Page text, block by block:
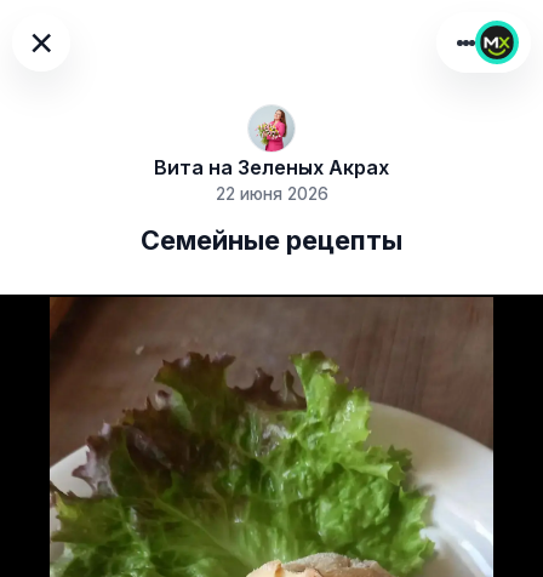
×
Вита на Зеленых Акрах
22 июня 2026
Семейные рецепты